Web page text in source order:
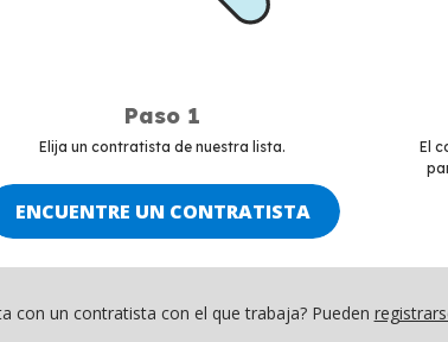
Paso 1
Elija un contratista de nuestra lista.
ENCUENTRE UN CONTRATISTA
El
con un contratista con el que trabaja? Pueden